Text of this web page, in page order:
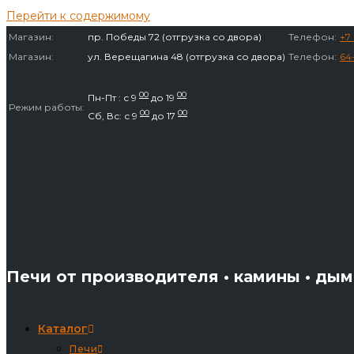
Перейти к содержимому
Магазин: пр. Победы 72 (отгрузка со двора) Телефон: +7
Магазин:
ул. Верещагина 48 (отгрузка со двора) Телефон:
Режим работы:
Пн-Пт : с 9 00 до 19 00
Сб, Вс: с 9 00 до 17 00
Печи от производителя • камины •
Каталог
Печи